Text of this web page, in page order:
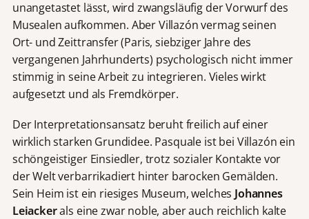
unangetastet lässt, wird zwangsläufig der Vorwurf des
Musealen aufkommen. Aber Villazón vermag seinen
Ort- und Zeittransfer (Paris, siebziger Jahre des
vergangenen Jahrhunderts) psychologisch nicht immer
stimmig in seine Arbeit zu integrieren. Vieles wirkt
aufgesetzt und als Fremdkörper.
Der Interpretationsansatz beruht freilich auf einer
wirklich starken Grundidee. Pasquale ist bei Villazón ein
schöngeistiger Einsiedler, trotz sozialer Kontakte vor
der Welt verbarrikadiert hinter barocken Gemälden.
Sein Heim ist ein riesiges Museum, welches Johannes
Leiackerals eine zwar noble, aber auch reichlich kalte